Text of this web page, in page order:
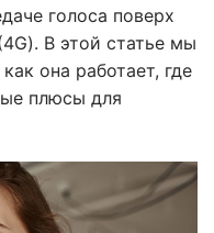
голоса поверх
В этой статье мы
она работает, где
плюсы для